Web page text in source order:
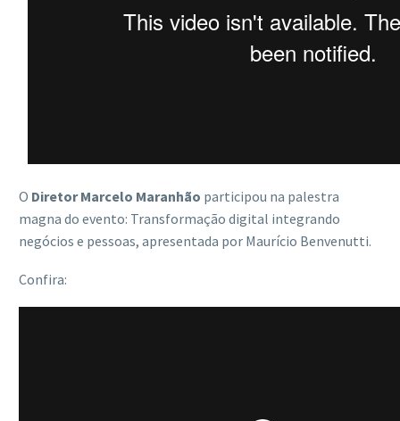
O Diretor Marcelo Maranhão participou na palestra
magna do evento: Transformação digital integrando
negócios e pessoas, apresentada por Maurício Benvenutti.
Confira: